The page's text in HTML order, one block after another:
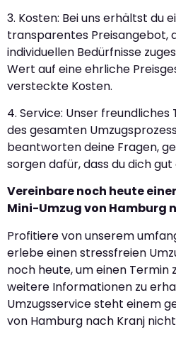
3. Kosten: Bei uns erhältst du
transparentes Preisangebot,
individuellen Bedürfnisse
Wert auf eine ehrliche
versteckte Kosten.
4. Service: Unser
des gesamten
beantworten deine Fragen,
sorgen dafür, dass du dich
Vereinbare noch heute
Mini-Umzug von Hamburg
Profitiere von unserem
erlebe einen stressfreien
noch heute, um einen Termin
weitere Informationen zu
Umzugsservice steht einem
von Hamburg nach Kranj